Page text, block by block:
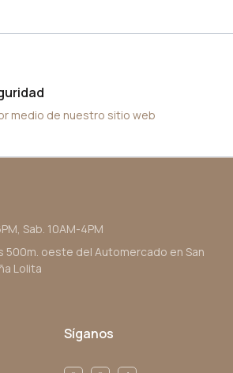
medio de nuestro sitio web
Sab. 10AM-4PM
500m. oeste del Automercado en San
Lolita
Síganos